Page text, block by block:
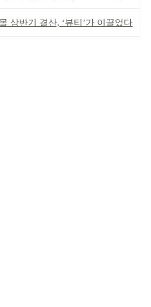
상반기 결산, ‘뷰티’가 이끌었다